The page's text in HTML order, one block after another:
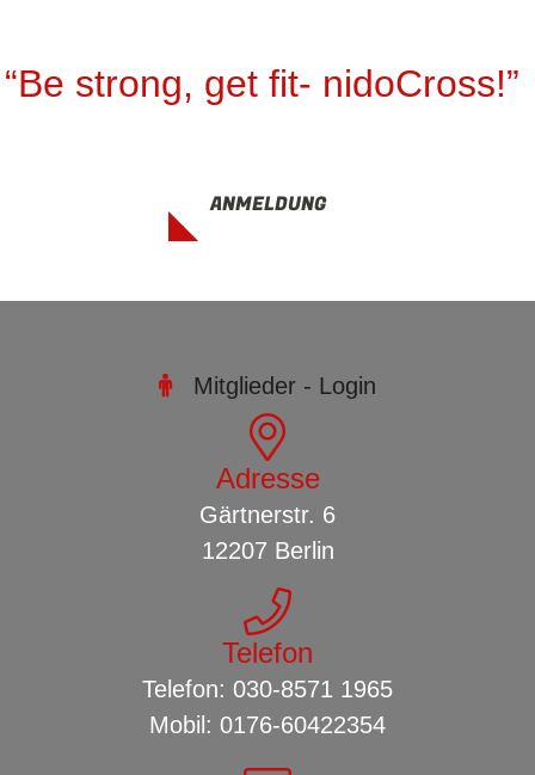
ÜBER UNS
PREISLISTE
KONTAKT
“Be strong, get fit- nidoCross!”
ANMELDUNG
 Mitglieder - Login
Adresse
Gärtnerstr. 6
12207 Berlin
Telefon
Telefon: 030-8571 1965
Mobil: 0176-60422354